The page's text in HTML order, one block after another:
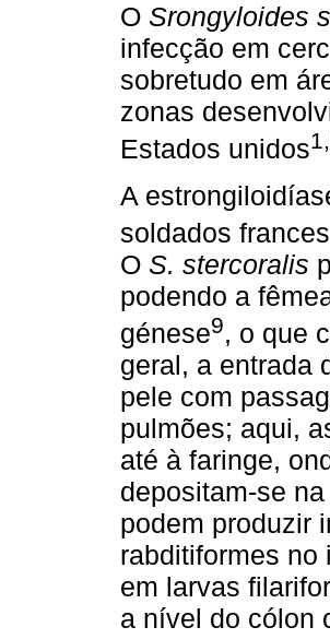
O Srongyloides
infecção em
sobretudo em
zonas
Estados unidos
A
soldados
O S. stercoralis
podendo a
génese9, o que
geral, a entrada
pele com
pulmões; aqui,
até à faringe,
depositam-se
podem produzir
rabditiformes no
em larvas
a nível do cólon